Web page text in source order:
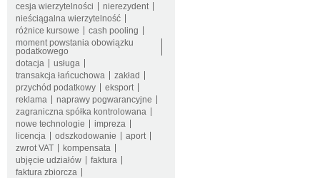
cesja wierzytelności
nierezydent
nieściągalna wierzytelność
różnice kursowe
cash pooling
moment powstania obowiązku
podatkowego
dotacja
usługa
transakcja łańcuchowa
zakład
przychód podatkowy
eksport
reklama
naprawy pogwarancyjne
zagraniczna spółka kontrolowana
nowe technologie
impreza
licencja
odszkodowanie
aport
zwrot VAT
kompensata
ubjęcie udziałów
faktura
faktura zbiorcza